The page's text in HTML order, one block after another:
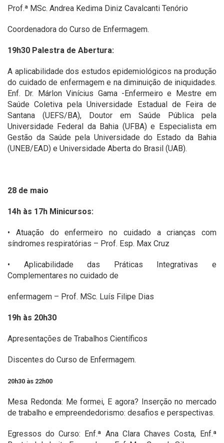
Prof.ª MSc. Andrea Kedima Diniz Cavalcanti Tenório
Coordenadora do Curso de Enfermagem.
19h30 Palestra de Abertura:
A aplicabilidade dos estudos epidemiológicos na produção
do cuidado de enfermagem e na diminuição de iniquidades.
Enf. Dr. Márlon Vinícius Gama -Enfermeiro e Mestre em
Saúde Coletiva pela Universidade Estadual de Feira de
Santana (UEFS/BA), Doutor em Saúde Pública pela
Universidade Federal da Bahia (UFBA) e Especialista em
Gestão da Saúde pela Universidade do Estado da Bahia
(UNEB/EAD) e Universidade Aberta do Brasil (UAB).
28 de maio
14h às 17h Minicursos:
• Atuação do enfermeiro no cuidado a crianças com
síndromes respiratórias – Prof. Esp. Max Cruz
• Aplicabilidade das Práticas Integrativas e
Complementares no cuidado de
enfermagem – Prof. MSc. Luís Filipe Dias
19h às 20h30
Apresentações de Trabalhos Científicos
Discentes do Curso de Enfermagem.
20h30 às 22h00
Mesa Redonda: Me formei, E agora? Inserção no mercado
de trabalho e empreendedorismo: desafios e perspectivas.
Egressos do Curso: Enf.ª Ana Clara Chaves Costa, Enf.ª